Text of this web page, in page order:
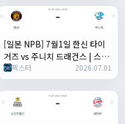
[일본 NPB] 7월1일 한신 타이
거즈 vs 주니치 드래건스 | 스포
츠 분석 무료 중계 토친놈
픽스터 2026.07.01